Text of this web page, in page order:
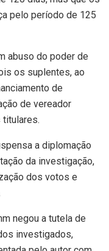
pelo período de 125
abuso do poder de
os suplentes, ao
de
de vereador
a diplomação
da investigação,
dos votos e
negou a tutela de
investigados,